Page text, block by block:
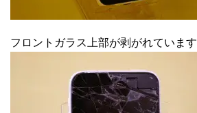
フロントガラス上部が剥がれています